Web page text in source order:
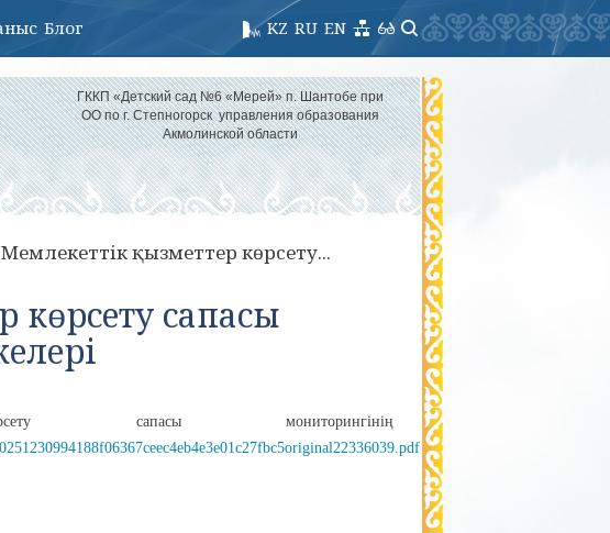
Блог EN
RU
KZ
ГККП «Детский сад №6 «Мерей» п. Шантобе при
ОО по г. Степногорск управления образования
Акмолинской области
Мемлекеттік қызметтер көрсету...
көрсету сапасы
сапасы мониторингінің